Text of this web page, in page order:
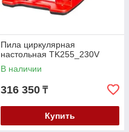
Пила циркулярная
настольная TK255_230V
В наличии
316 350 ₸
Купить